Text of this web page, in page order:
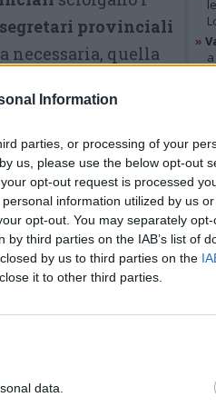
Information
parties, or processing of your
us, please use the below opt-out
opt-out request is processed
information utilized by us
opt-out. You may separately
third parties on the IAB’s list of
by us to third parties on the
it to other third parties.
data.
provinciali
necessaria, quella
diDaniele
le luci dei
o comunque entro
percorso di Pezzotta
però un salto nel
a un servizio
esercitato con
assessore in
Somma Lombardo
»